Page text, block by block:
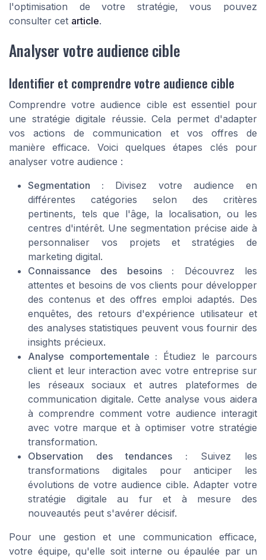
l'optimisation de votre stratégie, vous pouvez
consulter cet article.
Analyser votre audience cible
Identifier et comprendre votre audience cible
Comprendre votre audience cible est essentiel pour
une stratégie digitale réussie. Cela permet d'adapter
vos actions de communication et vos offres de
manière efficace. Voici quelques étapes clés pour
analyser votre audience :
Segmentation : Divisez votre audience en
différentes catégories selon des critères
pertinents, tels que l'âge, la localisation, ou les
centres d'intérêt. Une segmentation précise aide à
personnaliser vos projets et stratégies de
marketing digital.
Connaissance des besoins : Découvrez les
attentes et besoins de vos clients pour développer
des contenus et des offres emploi adaptés. Des
enquêtes, des retours d'expérience utilisateur et
des analyses statistiques peuvent vous fournir des
insights précieux.
Analyse comportementale : Étudiez le parcours
client et leur interaction avec votre entreprise sur
les réseaux sociaux et autres plateformes de
communication digitale. Cette analyse vous aidera
à comprendre comment votre audience interagit
avec votre marque et à optimiser votre stratégie
transformation.
Observation des tendances : Suivez les
transformations digitales pour anticiper les
évolutions de votre audience cible. Adapter votre
stratégie digitale au fur et à mesure des
nouveautés peut s'avérer décisif.
Pour une gestion et une communication efficace,
votre équipe, qu'elle soit interne ou épaulée par un